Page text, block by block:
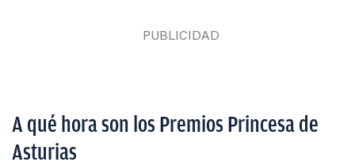
A qué hora son los Premios Princesa de
Asturias